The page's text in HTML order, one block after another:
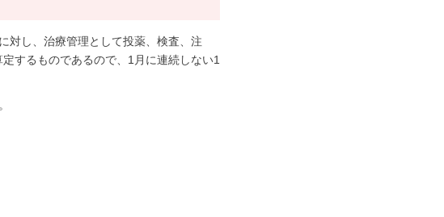
対し、治療管理として投薬、検査、注
するものであるので、1月に連続しない1